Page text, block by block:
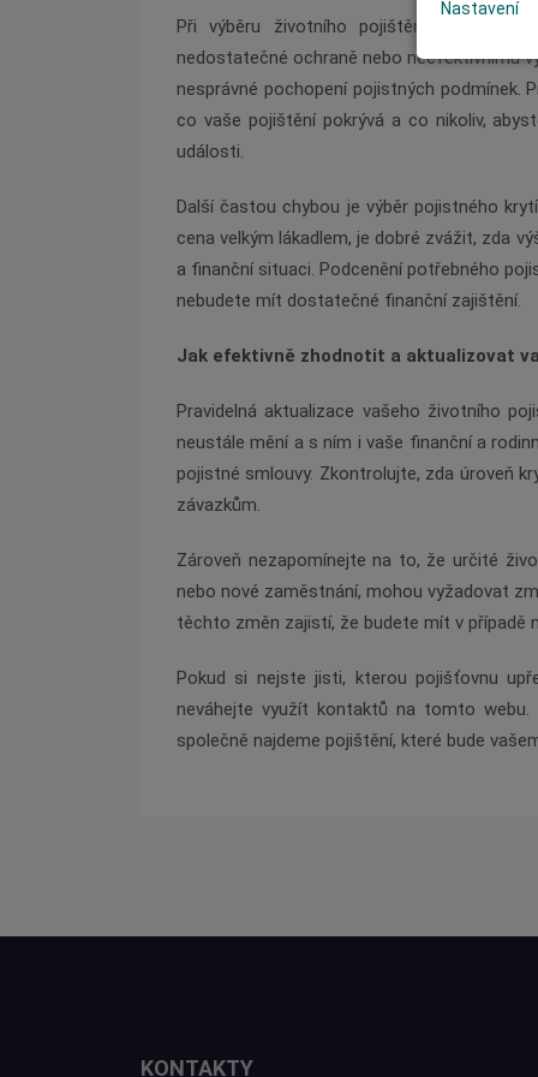
Při výběru životního pojištění se často
nedostatečné ochraně nebo neefektivnímu
nesprávné pochopení pojistných
co vaše pojištění pokrývá a co nikoliv,
události.
Další častou chybou je výběr pojistného
cena velkým lákadlem, je dobré zvážit, zda
a finanční situaci. Podcenění potřebného
nebudete mít dostatečné finanční zajištění.
Jak efektivně zhodnotit a aktualizovat
Pravidelná aktualizace vašeho životního
neustále mění a s ním i vaše finanční a
pojistné smlouvy. Zkontrolujte, zda úroveň
závazkům.
Zároveň nezapomínejte na to, že určité
nebo nové zaměstnání, mohou vyžadovat
těchto změn zajistí, že budete mít v případě
Pokud si nejste jisti, kterou pojišťovnu
neváhejte využít kontaktů na tomto
společně najdeme pojištění, které bude
KONTAKTY
Nastavení